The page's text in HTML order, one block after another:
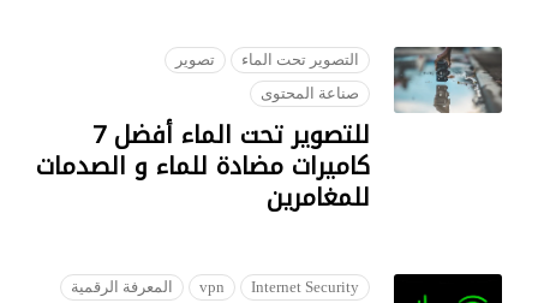
التصوير تحت الماء
تصوير
صناعة المحتوى
للتصوير تحت الماء أفضل 7
كاميرات مضادة للماء و الصدمات
للمغامرين
Internet Security
vpn المعرفة الرقمية